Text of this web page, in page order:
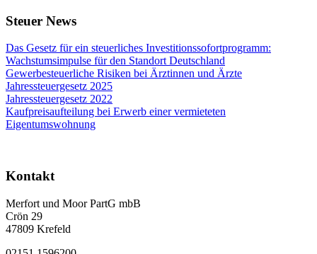
Steuer News
Das Gesetz für ein steuerliches Investitionssofortprogramm:
Wachstumsimpulse für den Standort Deutschland
Gewerbesteuerliche Risiken bei Ärztinnen und Ärzte
Jahressteuergesetz 2025
Jahressteuergesetz 2022
Kaufpreisaufteilung bei Erwerb einer vermieteten
Eigentumswohnung
Kontakt
Merfort und Moor PartG mbB
Crön 29
47809 Krefeld